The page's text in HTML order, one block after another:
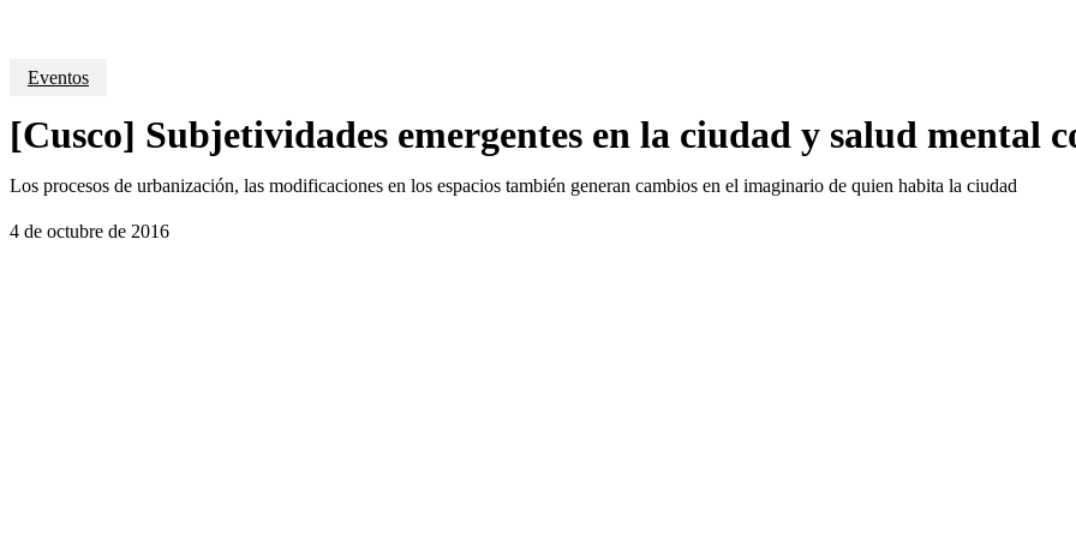
Eventos
[Cusco] Subjetividades emergentes en la ciudad y salud mental
Los procesos de urbanización, las modificaciones en los espacios también generan cambios en el imaginario de quien habita la ciudad
4 de octubre de 2016